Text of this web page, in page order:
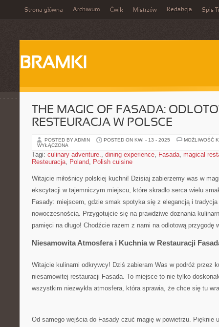
Strona główna Archiwum Ćwik Mistrzów Redakcja Spis
BRAMKI
THE MAGIC OF FASADA:
RESTEURACJA W POLSCE
POSTED BY ADMIN POSTED ON KWI - 13 - 2025
MOŻLIWOŚĆ
WYŁĄCZONA
Tagi: culinary adventure., dining experience, Fasada, magical
Resteuracja, Poland, Polish cuisine
Witajcie miłośnicy polskiej kuchni! Dzisiaj⁣ zabierzemy was w​
ekscytacji ⁤w tajemniczym ⁢miejscu, które skradło serca wielu
‌Fasady: miejscem, gdzie smak spotyka się z elegancją ⁣i
nowoczesnością. ⁢Przygotujcie się⁤ na⁤ prawdziwe doznania
pamięci na długo!⁣ Chodźcie razem ⁣z⁣ nami ‍na ‌odlotową przygodę
Niesamowita Atmosfera i Kuchnia w Restauracji
Witajcie kulinarni odkrywcy! Dziś zabieram⁣ Was w podróż ‌przez
niesamowitej restauracji Fasada. To miejsce⁣ to nie tylko
wszystkim​ niezwykła atmosfera, która ⁤sprawia, że ⁤chce się tu
Od samego wejścia do Fasady ⁢czuć magię w powietrzu. Pięknie